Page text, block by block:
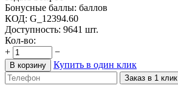
Бонусные баллы: баллов
КОД: G_12394.60
Доступность: 9641 шт.
Кол-во:
+
−
В корзину Купить в один клик
Заказ в 1 клик